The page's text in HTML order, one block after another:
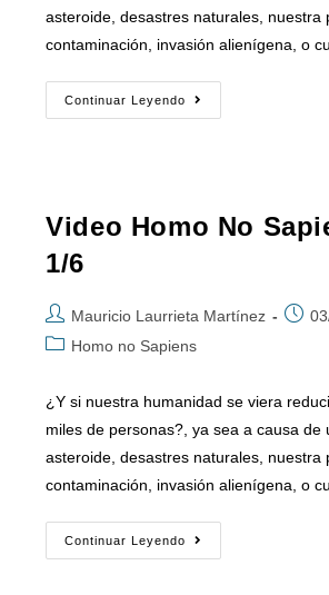
asteroide, desastres naturales, nuestra
contaminación, invasión alienígena, o
Continuar Leyendo
Video Homo No
1/6
Mauricio Laurrieta Martínez
Homo no Sapiens
¿Y si nuestra humanidad se viera
miles de personas?, ya sea a causa de
asteroide, desastres naturales, nuestra
contaminación, invasión alienígena, o
Continuar Leyendo